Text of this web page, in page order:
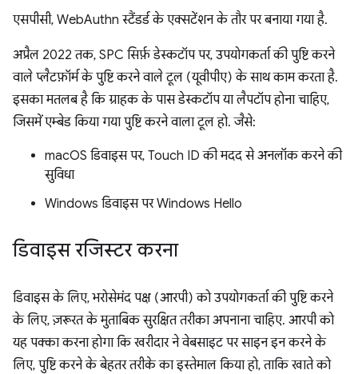
एसपीसी, WebAuthn स्टैंडर्ड के एक्सटेंशन के तौर पर बनाया गया है.
अप्रैल 2022 तक, SPC सिर्फ़ डेस्कटॉप पर, उपयोगकर्ता की पुष्टि करने
वाले प्लैटफ़ॉर्म के पुष्टि करने वाले टूल (यूवीपीए) के साथ काम करता है.
इसका मतलब है कि ग्राहक के पास डेस्कटॉप या लैपटॉप होना चाहिए,
जिसमें एम्बेड किया गया पुष्टि करने वाला टूल हो. जैसे:
macOS डिवाइस पर, Touch ID की मदद से अनलॉक करने की
सुविधा
Windows डिवाइस पर Windows Hello
डिवाइस रजिस्टर करना
डिवाइस के लिए, भरोसेमंद पक्ष (आरपी) को उपयोगकर्ता की पुष्टि करने
के लिए, ज़रूरत के मुताबिक सुरक्षित तरीका अपनाना चाहिए. आरपी को
यह पक्का करना होगा कि खरीदार ने वेबसाइट पर साइन इन करने के
लिए, पुष्टि करने के बेहतर तरीके का इस्तेमाल किया हो, ताकि खाते को